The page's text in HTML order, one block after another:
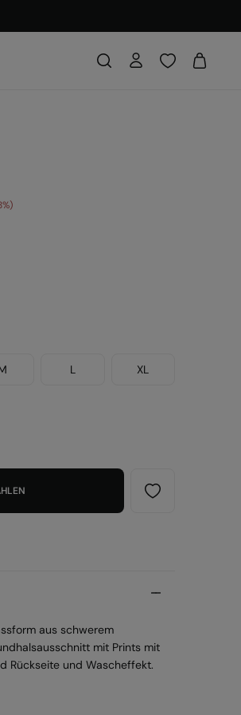
L XL
aus schwerem
mit Prints mit
Rückseite und Wascheffekt.